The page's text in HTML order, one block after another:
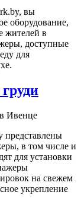
вы
оборудование,
жителей в
доступные
для
представлены
в том числе и
для установки
на свежем
укрепление